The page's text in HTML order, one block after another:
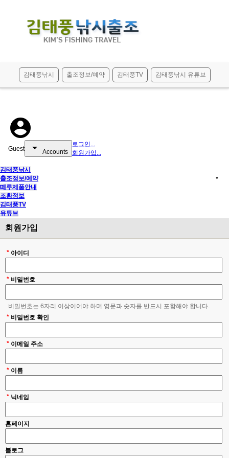
김태풍낚시 출조정보/예약 김태풍TV 김태풍낚시 유튜브
account_circle
Guest arrow_drop_down Accounts
로그인...
회원가입...
김태풍낚시
▼
출조정보/예약
떼루제품안내
조황정보
김태풍TV
유튜브
회원가입
아이디
*
비밀번호
*
비밀번호는 6자리 이상이어야 하며 영문과 숫자를 반드시 포함해야 합니다.
비밀번호 확인
*
* 이메일 주소
* 이름
* 닉네임
홈페이지
블로그